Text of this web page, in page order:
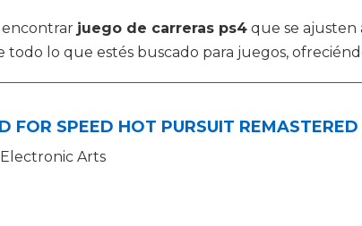
juego de carreras ps4 que se ajusten
lo que estés buscado para juegos,
FOR SPEED HOT PURSUIT REMASTERED
Electronic Arts